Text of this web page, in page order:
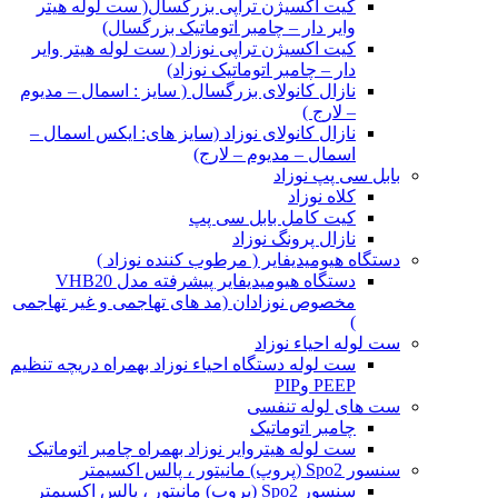
کیت اکسیژن تراپی بزرگسال( ست لوله هیتر
وایر دار – چامبر اتوماتیک بزرگسال)
کیت اکسیژن تراپی نوزاد ( ست لوله هیتر وایر
دار – چامبر اتوماتیک نوزاد)
نازال کانولای بزرگسال ( سایز : اسمال – مدیوم
– لارج )
نازال کانولای نوزاد (سایز های: ایکس اسمال –
اسمال – مدیوم – لارج)
بابل سی پپ نوزاد
کلاه نوزاد
کیت کامل بابل سی پپ
نازال پرونگ نوزاد
دستگاه هیومیدیفایر ( مرطوب کننده نوزاد )
دستگاه هیومیدیفایر پیشرفته مدل VHB20
مخصوص نوزادان (مد های تهاجمی و غیر تهاجمی
)
ست لوله احیاء نوزاد
ست لوله دستگاه احیاء نوزاد بهمراه دریچه تنظیم
PEEP وPIP
ست های لوله تنفسی
چامبر اتوماتیک
ست لوله هیتروایر نوزاد بهمراه چامبر اتوماتیک
سنسور Spo2 (پروپ) مانیتور ، پالس اکسیمتر
سنسور Spo2 (پروپ) مانیتور ، پالس اکسیمتر